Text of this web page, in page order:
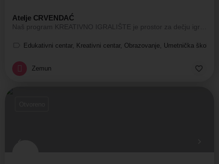
Atelje CRVENDAĆ
Edukativni centar, Kreativni centar, Obrazovanje, Umetnička škola
Zemun